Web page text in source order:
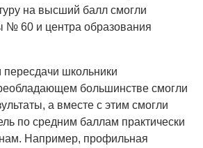
на высший балл смогли
№ 60 и центра образования
пересдачи школьники
большинстве смогли
а вместе с этим смогли
по средним баллам практически
Например, профильная